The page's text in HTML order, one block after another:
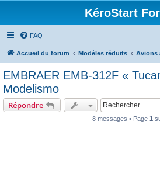
KéroStart
FAQ
Accueil du forum Modèles réduits Avions
EMBRAER EMB-312F «
Modelismo
Répondre
8 messages • Page 1